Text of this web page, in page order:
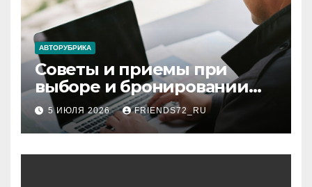
АВТОРУБРИКА
Советы и приемы при
выборе и бронировании
авиабилетов
5 ИЮЛЯ 2026 FRIENDS72_RU